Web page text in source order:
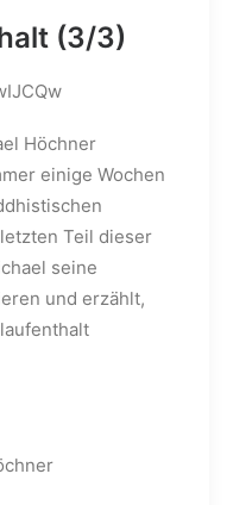
(3/3)
Höchner
einige Wochen
Teil dieser
seine
und erzählt,